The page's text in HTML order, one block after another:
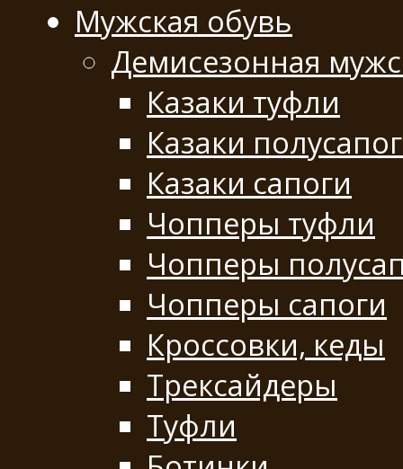
Мужская обувь
Демисезонная
Казаки туфли
Казаки
Казаки сапоги
Чопперы туфли
Чопперы
Чопперы сапоги
Кроссовки, кеды
Трексайдеры
Туфли